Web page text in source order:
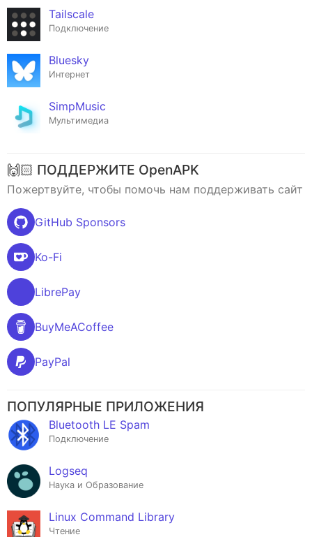
Tailscale
Подключение
Bluesky
Интернет
SimpMusic
Мультимедиа
🙌🏻 ПОДДЕРЖИТЕ OpenAPK
Пожертвуйте, чтобы помочь нам поддерживать сайт
GitHub Sponsors
Ko-Fi
LibrePay
BuyMeACoffee
PayPal
ПОПУЛЯРНЫЕ ПРИЛОЖЕНИЯ
Bluetooth LE Spam
Подключение
Logseq
Наука и Образование
Linux Command Library
Чтение